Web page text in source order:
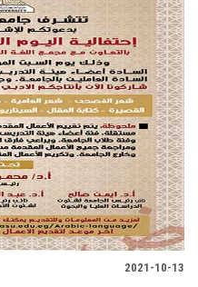
2021-10-13